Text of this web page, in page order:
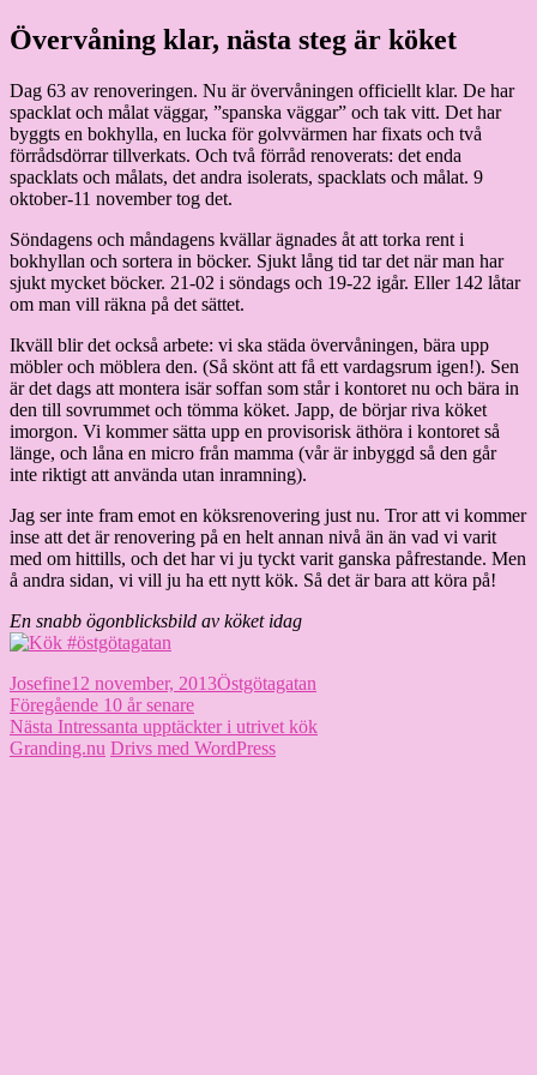
Hoppa
till
Granding.nu
Övervåning klar, nästa steg är köket
Dag 63 av renoveringen. Nu är övervåningen officiellt klar. De har
spacklat och målat väggar, ”spanska väggar” och tak vitt. Det har
byggts en bokhylla, en lucka för golvvärmen har fixats och två
förrådsdörrar tillverkats. Och två förråd renoverats: det enda
spacklats och målats, det andra isolerats, spacklats och målat. 9
oktober-11 november tog det.
Söndagens och måndagens kvällar ägnades åt att torka rent i
bokhyllan och sortera in böcker. Sjukt lång tid tar det när man har
sjukt mycket böcker. 21-02 i söndags och 19-22 igår. Eller 142 låtar
om man vill räkna på det sättet.
Ikväll blir det också arbete: vi ska städa övervåningen, bära upp
möbler och möblera den. (Så skönt att få ett vardagsrum igen!). Sen
är det dags att montera isär soffan som står i kontoret nu och bära in
den till sovrummet och tömma köket. Japp, de börjar riva köket
imorgon. Vi kommer sätta upp en provisorisk äthöra i kontoret så
länge, och låna en micro från mamma (vår är inbyggd så den går
inte riktigt att använda utan inramning).
Jag ser inte fram emot en köksrenovering just nu. Tror att vi kommer
inse att det är renovering på en helt annan nivå än än vad vi varit
med om hittills, och det har vi ju tyckt varit ganska påfrestande. Men
å andra sidan, vi vill ju ha ett nytt kök. Så det är bara att köra på!
En snabb ögonblicksbild av köket idag
Författare
JosefinePublicerat
den
12 november, 2013Kategorier
Östgötagatan
Inläggsnavigering
Föregående Föregående
inlägg:
10 år senare
Nästa Nästa
inlägg:
Intressanta upptäckter i utrivet kök
Granding.nu Drivs med WordPress